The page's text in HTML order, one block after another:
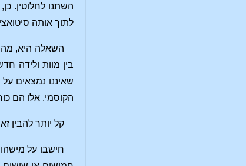
השתנו לחלוטין.
לתוך אותה
השאלה היא, מה
בין מוות ולידה
שאיננו נמצאים
הקוסמי. אלו הם
קל יותר להבין
חישבו על